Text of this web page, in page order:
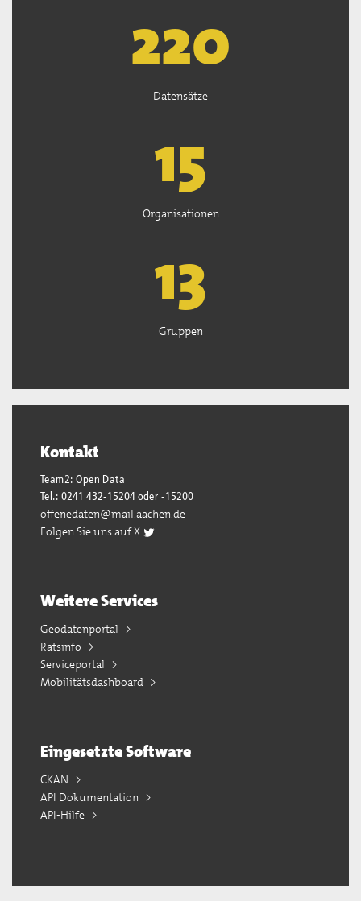
221
Datensätze
15
Organisationen
13
Gruppen
Kontakt
Team2: Open Data
Tel.: 0241 432-15204 oder -15200
offenedaten@mail.aachen.de
Folgen Sie uns auf X
Weitere Services
Geodatenportal
Ratsinfo
Serviceportal
Mobilitätsdashboard
Eingesetzte Software
CKAN
API Dokumentation
API-Hilfe